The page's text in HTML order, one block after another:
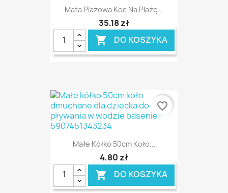
Mata Plażowa Koc Na Plażę...
35,18 zł
 DO KOSZYKA
Małe Kółko 50cm Koło...
4,80 zł
 DO KOSZYKA
favorite_border